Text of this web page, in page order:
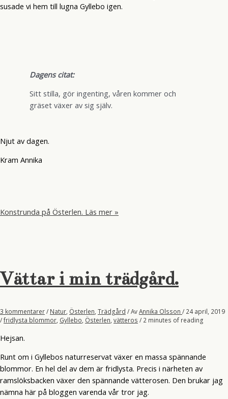
susade vi hem till lugna Gyllebo igen.
Dagens citat:
Sitt stilla, gör ingenting, våren kommer och
gräset växer av sig själv.
Njut av dagen.
Kram Annika
Konstrunda på Österlen. Läs mer »
Vättar i min trädgård.
3 kommentarer/ Natur, Österlen, Trädgård / AvAnnika Olsson / 24 april, 2019
/fridlysta blommor, Gyllebo, Österlen, vätteros / 2 minutes of reading
Hejsan.
Runt om i Gyllebos naturreservat växer en massa spännande
blommor. En hel del av dem är fridlysta. Precis i närheten av
ramslöksbacken växer den spännande vätterosen. Den brukar jag
nämna här på bloggen varenda vår tror jag.